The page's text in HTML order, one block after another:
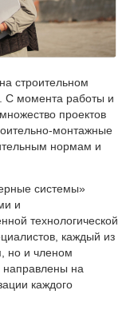
строительном
С момента работы и
проектов
монтажные
нормам и
системы»
и
технологической
каждый из
но и членом
направлены на
каждого